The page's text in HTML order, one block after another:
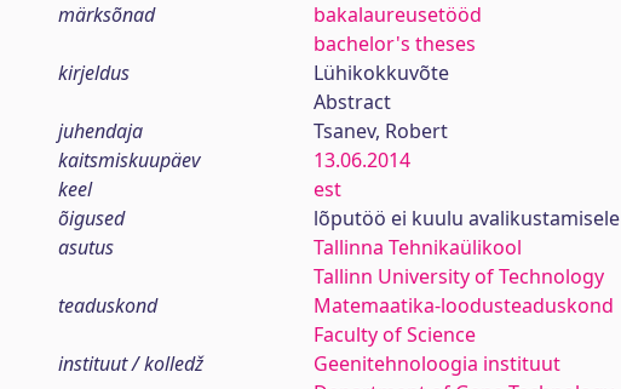
märksõnad
bakalaureusetööd
bachelor's theses
kirjeldus
Lühikokkuvõte
Abstract
juhendaja
Tsanev, Robert
kaitsmiskuupäev
13.06.2014
keel
est
õigused
lõputöö ei kuulu avalikustamisele
asutus
Tallinna Tehnikaülikool
Tallinn University of Technology
teaduskond
Matemaatika-loodusteaduskond
Faculty of Science
instituut / kolledž
Geenitehnoloogia instituut